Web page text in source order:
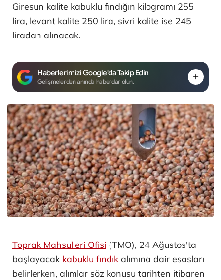
Giresun kalite kabuklu fındığın kilogramı 255
lira, levant kalite 250 lira, sivri kalite ise 245
liradan alınacak.
Haberlerimizi Google'da Takip Edin
Gelişmelerden anında haberdar olun.
Toprak Mahsulleri Ofisi (TMO), 24 Ağustos'ta
başlayacak kabuklu fındık alımına dair esasları
belirlerken, alımlar söz konusu tarihten itibaren